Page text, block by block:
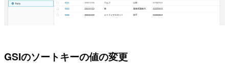
GSIのソートキーの値の変更